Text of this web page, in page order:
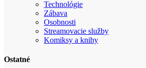
Technológie
Zábava
Osobnosti
Streamovacie služby
Komiksy a knihy
Ostatné